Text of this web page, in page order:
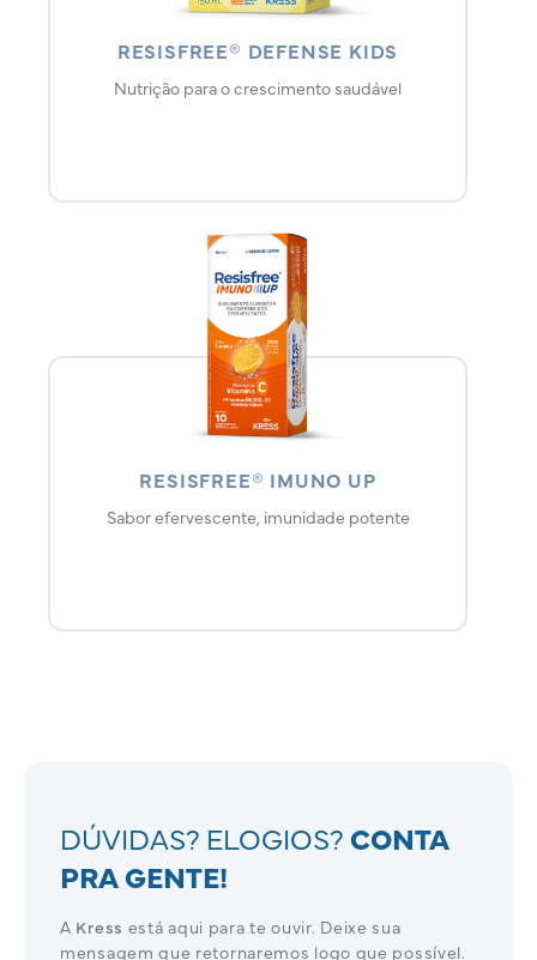
RESISFREE® DEFENSE KIDS
Nutrição para o crescimento saudável
RESISFREE® IMUNO UP
Sabor efervescente, imunidade potente
DÚVIDAS? ELOGIOS? CONTA
PRA GENTE!
A Kress está aqui para te ouvir. Deixe sua
mensagem que retornaremos logo que possível.